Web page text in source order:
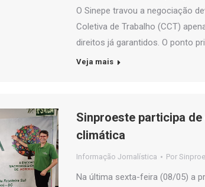
O Sinepe travou a negociação
Coletiva de Trabalho (CCT)
direitos já garantidos. O ponto
Veja mais
Sinproeste participa
climática
Informação Jornalística Por
Na última sexta-feira (08/05) a